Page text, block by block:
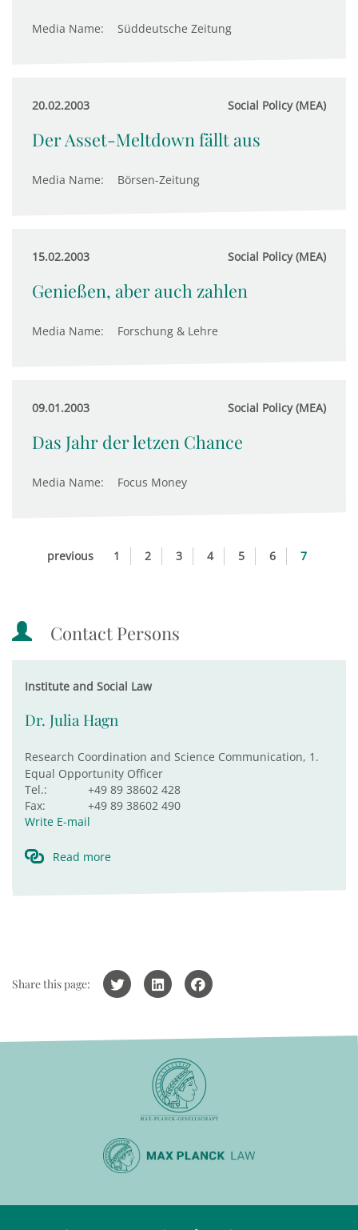
Media Name: Süddeutsche Zeitung
20.02.2003 Social Policy (MEA)
Der Asset-Meltdown fällt aus
Media Name: Börsen-Zeitung
15.02.2003 Social Policy (MEA)
Genießen, aber auch zahlen
Media Name: Forschung & Lehre
09.01.2003 Social Policy (MEA)
Das Jahr der letzen Chance
Media Name: Focus Money
previous 1 2 3 4 5 6 7
Contact Persons
Institute and Social Law
Dr. Julia Hagn
Research Coordination and Science Communication, 1.
Equal Opportunity Officer
Tel.:
+49 89 38602 428
Fax:
+49 89 38602 490
Write E-mail
Read more
Share this page: